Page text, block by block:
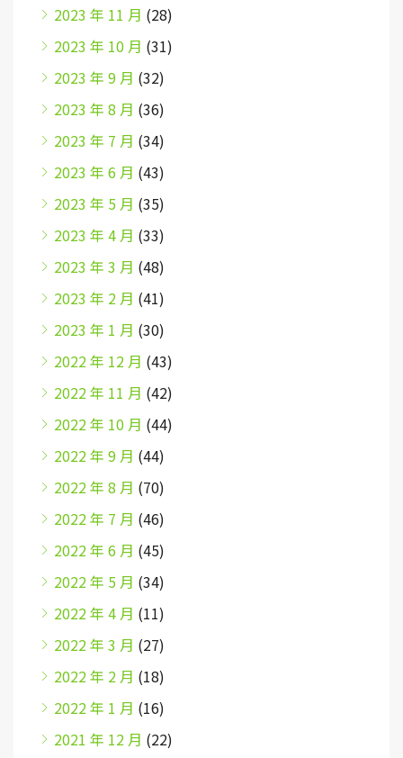
2023 年 11 月 (28)
2023 年 10 月 (31)
2023 年 9 月 (32)
2023 年 8 月 (36)
2023 年 7 月 (34)
2023 年 6 月 (43)
2023 年 5 月 (35)
2023 年 4 月 (33)
2023 年 3 月 (48)
2023 年 2 月 (41)
2023 年 1 月 (30)
2022 年 12 月 (43)
2022 年 11 月 (42)
2022 年 10 月 (44)
2022 年 9 月 (44)
2022 年 8 月 (70)
2022 年 7 月 (46)
2022 年 6 月 (45)
2022 年 5 月 (34)
2022 年 4 月 (11)
2022 年 3 月 (27)
2022 年 2 月 (18)
2022 年 1 月 (16)
2021 年 12 月 (22)